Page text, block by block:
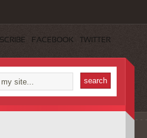
FACEBOOK TWITTER